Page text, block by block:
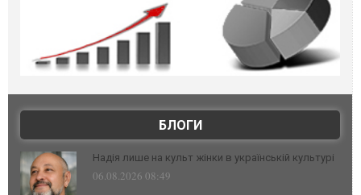
БЛОГИ
Надія лише на культ жінки в українській культурі
06.08.2026 08:49